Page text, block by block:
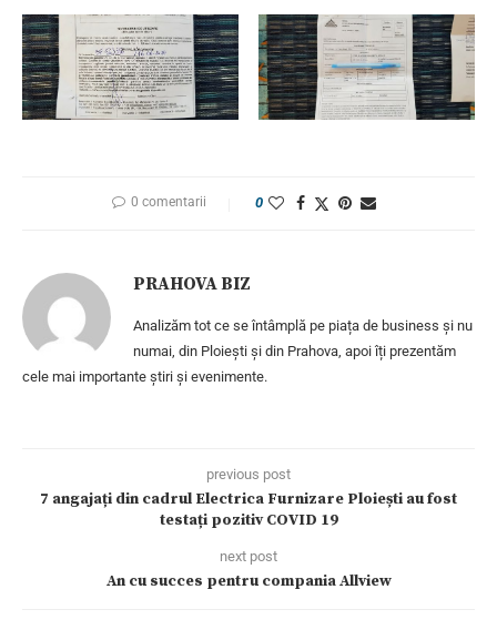
0 comentarii 0
PRAHOVA BIZ
Analizăm tot ce se întâmplă pe piața de business și nu
numai, din Ploiești și din Prahova, apoi îți prezentăm
cele mai importante știri și evenimente.
previous post
7 angajați din cadrul Electrica Furnizare Ploiești au fost
testați pozitiv COVID 19
next post
An cu succes pentru compania Allview